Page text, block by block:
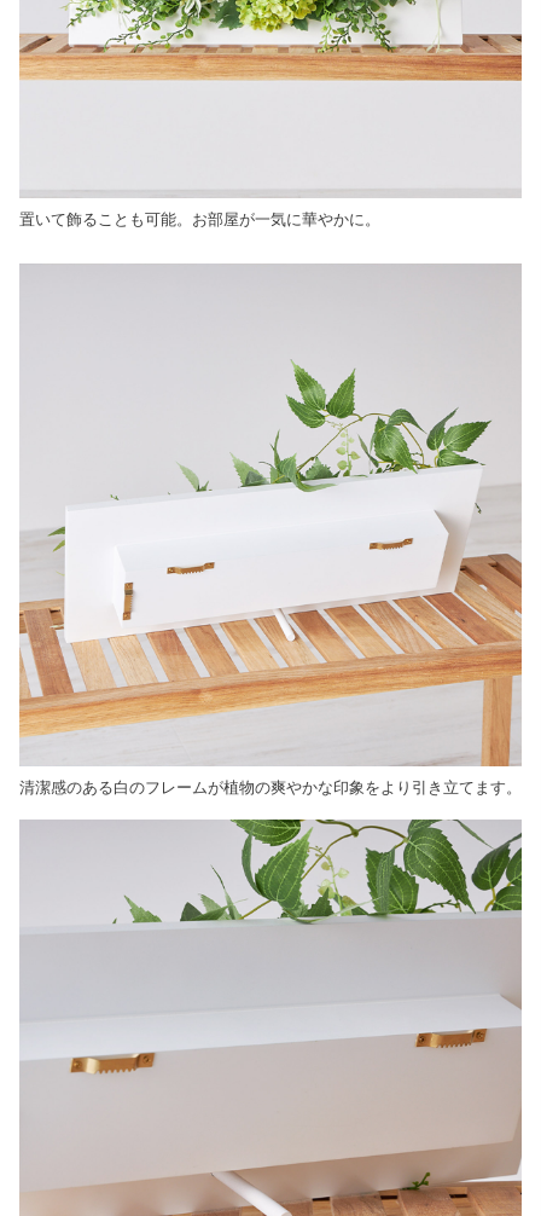
置いて飾ることも可能。お部屋が一気に華やかに。
清潔感のある白のフレームが植物の爽やかな印象をより引き立てます。